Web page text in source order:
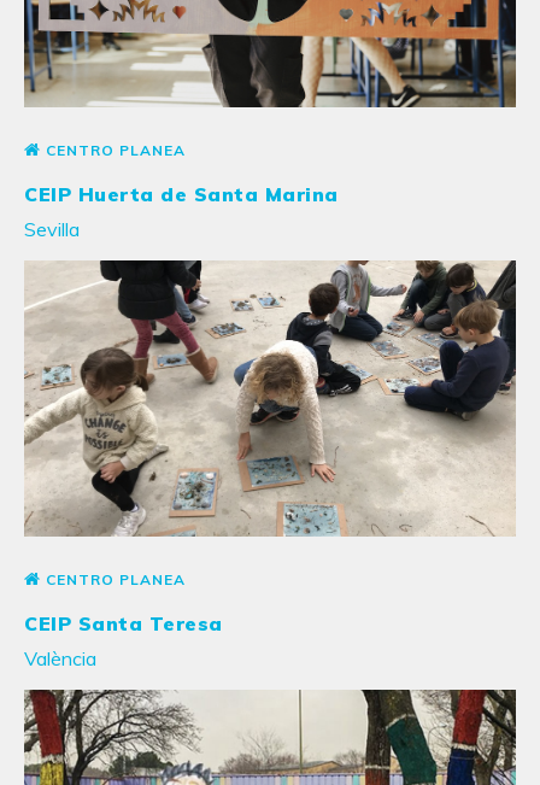
CENTRO PLANEA
CEIP Huerta de Santa Marina
Sevilla
CENTRO PLANEA
CEIP Santa Teresa
València